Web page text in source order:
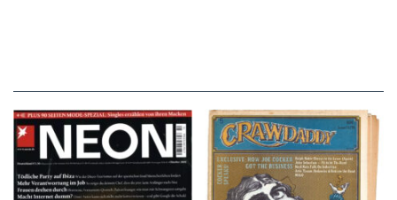
NEON – OKTOBER
2008
Crawdaddy – June/11/72